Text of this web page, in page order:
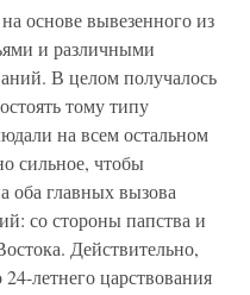
основе вывезенного из
и различными
В целом получалось
тому типу
на всем остальном
сильное, чтобы
оба главных вызова
со стороны папства и
Действительно,
летнего царствования